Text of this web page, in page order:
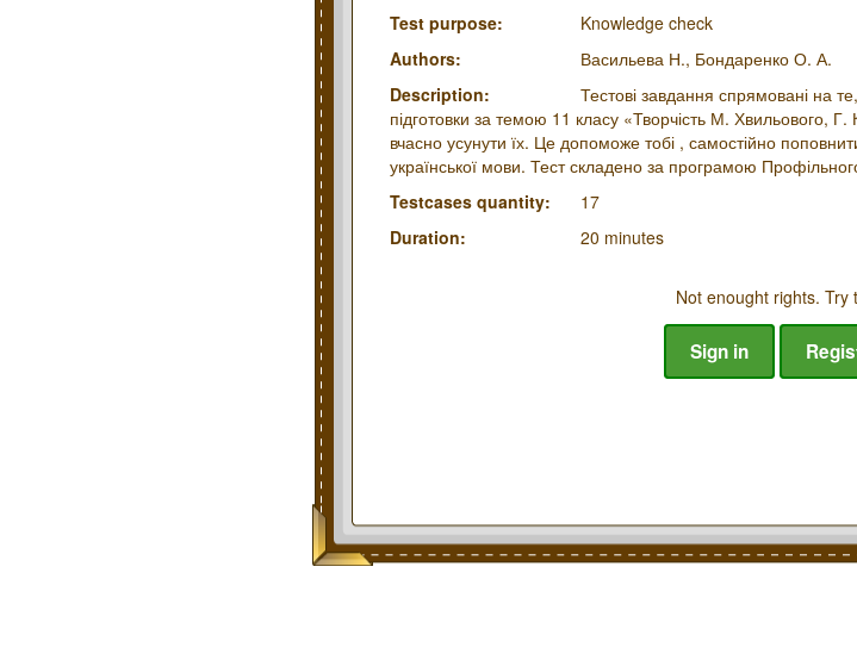
Test purpose:
Knowledge check
Authors:
Васильева Н., Бондаренко О. А.
Description:
Тестові завдання спрямовані на
підготовки за темою 11 класу «Творчість М. Хвильового,
вчасно усунути їх. Це допоможе тобі , самостійно
української мови. Тест складено за програмою
Testcases quantity:
17
Duration:
20 minutes
Not enought rights. Try
Sign in